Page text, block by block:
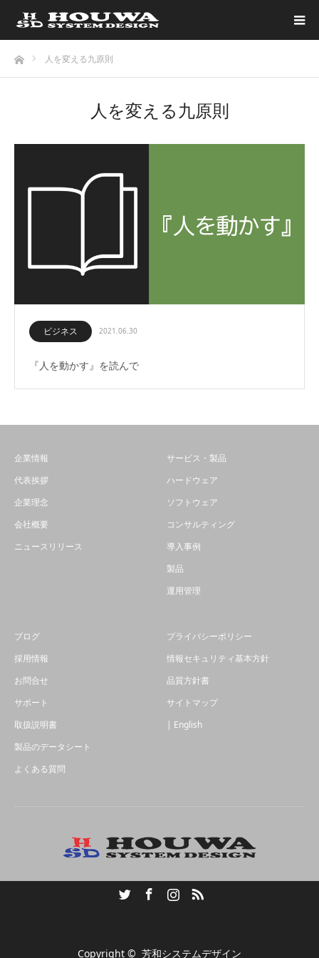
ホーム人を変える九原則
人を変える九原則
ビジネス 2021.06.30
『人を動かす』を読んで
企業情報
代表挨拶
企業理念
会社概要
ニュースリリース
サービス・製品
ハードウェア
ソフトウェア
コンサルティング
導入事例
製品
運用管理
ブログ
採用情報
お問合せ
サポート
取扱説明書
製品のデータシート
よくある質問
プライバシーポリシー
情報セキュリティ基本方針
品質方針書
サイトマップ
| English
TwitterFacebookInstagramRSS
Copyright © 芳和システムデザイン